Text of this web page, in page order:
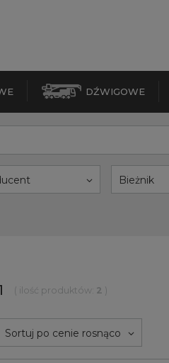
DŹWIGOWE
Bieżnik
( ilość produktów: 2 )
Sortuj po cenie rosnąco